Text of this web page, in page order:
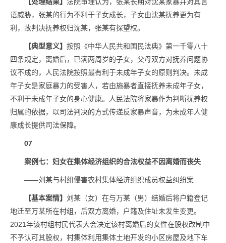
语威胁，张某的行为不利于子女成长，子女由沈某抚养更为有
利，故判决抚养权归沈某，张某有探望权。
【典型意义】 按照《中华人民共和国民法典》第一千零八十
四条规定，离婚后，已满两周岁的子女，父母双方对抚养问题协
议不成的，人民法院按照最有利于未成年子女的原则判决。未成
年子女是家庭暴力的受害人，若由施暴者直接抚养未成年子女，
不利于未成年子女的身心健康。人民法院将家暴作为判断抚养权
归属的依据，以司法判决的方式传递反家暴声音，为未成年人健
康成长提供司法保障。
07
案例七：妇女在集体经济组织的合法权益不因离婚而丧失
——刘某与村组侵害农村集体经济组织成员权益纠纷案
【基本案情】 刘某（女）在与万某（男）结婚后将户籍登记
地迁至万某所在村组，后双方离婚，户籍及住址未发生变更。
2021年该村组村民代表大会决定该村离婚后的女性在股权改制中
不予认可其股权，村集体利用集体土地开发的小区房屋及地下车